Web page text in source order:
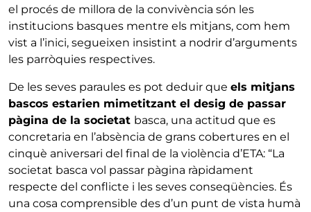
el procés de millora de la convivència són les
institucions basques mentre els mitjans, com hem
vist a l’inici, segueixen insistint a nodrir d’arguments
les parròquies respectives.
De les seves paraules es pot deduir que els mitjans
bascos estarien mimetitzant el desig de passar
pàgina de la societat basca, una actitud que es
concretaria en l’absència de grans cobertures en el
cinquè aniversari del final de la violència d’ETA: “La
societat basca vol passar pàgina ràpidament
respecte del conflicte i les seves conseqüències. És
una cosa comprensible des d’un punt de vista humà